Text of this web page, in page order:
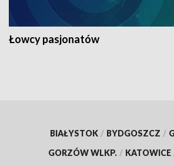
Łowcy pasjonatów
BIAŁYSTOK / BYDGOSZCZ /
GORZÓW WLKP. / KATOWICE